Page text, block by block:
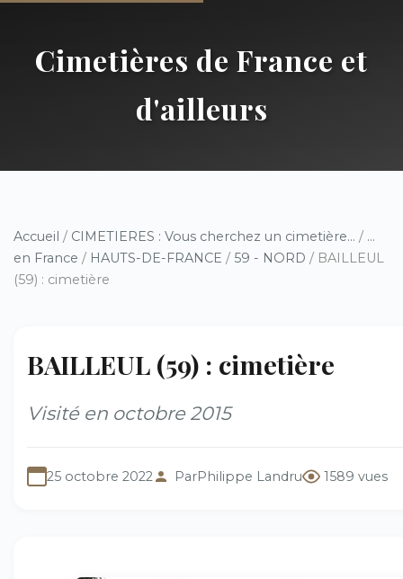
Cimetières de France et
d'ailleurs
Accueil / CIMETIERES : Vous cherchez un cimetière... / ...
en France / HAUTS-DE-FRANCE / 59 - NORD / BAILLEUL
(59) : cimetière
BAILLEUL (59) : cimetière
Visité en octobre 2015
25 octobre 2022 ParPhilippe Landru 1589 vues